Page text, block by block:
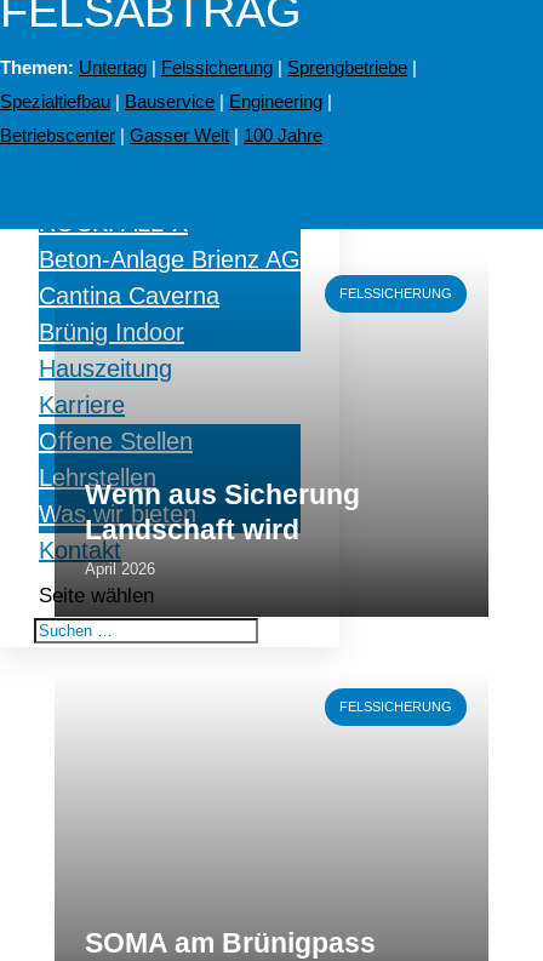
Beteiligungen
Gasser Engineering AG
TechnoTunnel
ROCKFALL-X
Beton-Anlage Brienz AG
Cantina Caverna
Brünig Indoor
Hauszeitung
Karriere
Offene Stellen
Lehrstellen
Was wir bieten
Kontakt
Seite wählen
FELSABTRAG
Themen: Untertag | Felssicherung | Sprengbetriebe |
Spezialtiefbau | Bauservice | Engineering |
Betriebscenter | Gasser Welt | 100 Jahre
FELSSICHERUNG
Wenn aus Sicherung
Landschaft wird
April 2026
Weiterlesen
FELSSICHERUNG
SOMA am Brünigpass